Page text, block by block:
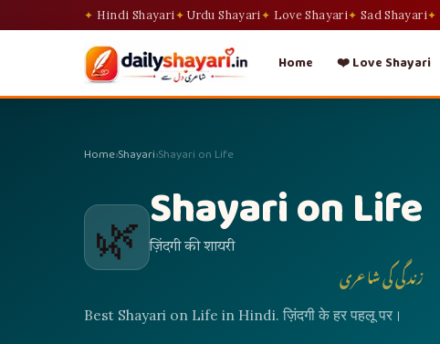
Hindi Shayari Urdu Shayari Love Shayari Sad Shayari
Home ❤️ Love Shayari
Home›Shayari›Shayari on Life
🌿 Shayari on Life
ज़िंदगी की शायरी
زندگی کی شاعری
Best Shayari on Life in Hindi. ज़िंदगी के हर पहलू पर।